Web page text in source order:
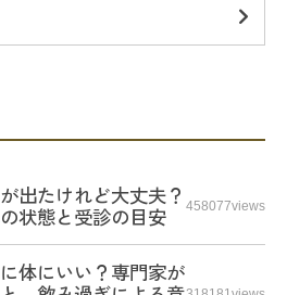
出たけれど大丈夫？
状態と受診の目安
458077views
体にいい？専門家が